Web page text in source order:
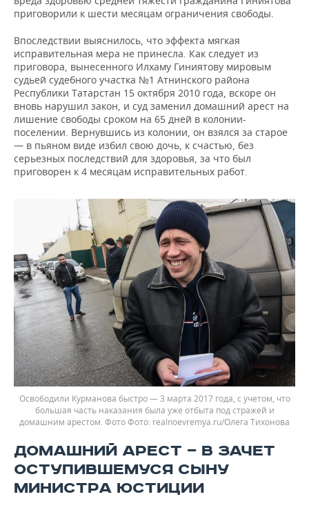
приговорили к шести месяцам ограничения свободы.
Впоследствии выяснилось, что эффекта мягкая
исправительная мера не принесла. Как следует из
приговора, вынесенного Илхаму Гиниятову мировым
судьей судебного участка №1 Атнинского района
Республики Татарстан 15 октября 2010 года, вскоре он
вновь нарушил закон, и суд заменил домашний арест на
лишение свободы сроком на 65 дней в колонии-
поселении. Вернувшись из колонии, он взялся за старое
— в пьяном виде избил свою дочь, к счастью, без
серьезных последствий для здоровья, за что был
приговорен к 4 месяцам исправительных работ.
Освободили Курманова быстро — 3 марта 2017 года, с учетом, что
большая часть наказания была уже отбыта под стражей и
домашним арестом. Фото
realnoevremya.ru/Олега Тихонова
ДОМАШНИЙ АРЕСТ — В ЗАЧЕТ
ОСТУПИВШЕМУСЯ СЫНУ
МИНИСТРА ЮСТИЦИИ